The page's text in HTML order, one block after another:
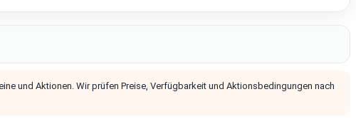
und Aktionen. Wir prüfen Preise, Verfügbarkeit und Aktionsbedingungen nach